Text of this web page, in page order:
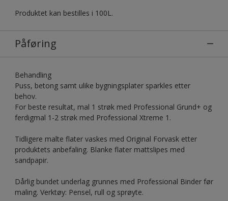
Produktet kan bestilles i 100L.
Påføring
Behandling
Puss, betong samt ulike bygningsplater sparkles etter
behov.
For beste resultat, mal 1 strøk med Professional Grund+ og
ferdigmal 1-2 strøk med Professional Xtreme 1.
Tidligere malte flater vaskes med Original Forvask etter
produktets anbefaling. Blanke flater mattslipes med
sandpapir.
Dårlig bundet underlag grunnes med Professional Binder før
maling. Verktøy: Pensel, rull og sprøyte.